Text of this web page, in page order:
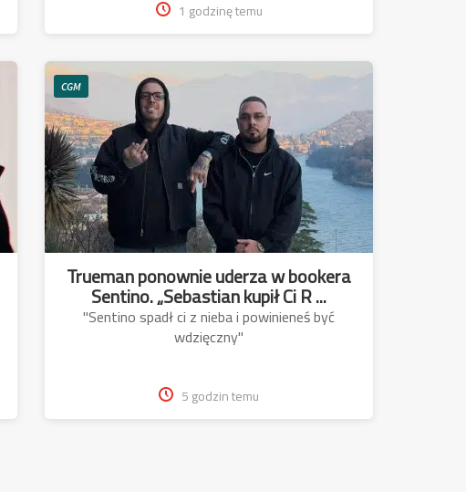
1 godzinę temu
CGM
Trueman ponownie uderza w bookera
Sentino. „Sebastian kupił Ci R ...
"Sentino spadł ci z nieba i powinieneś być
wdzięczny"
5 godzin temu